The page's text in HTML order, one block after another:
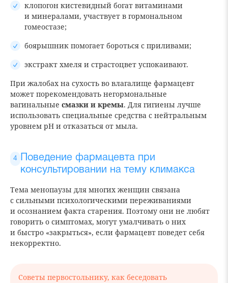
клопогон кистевидный богат витаминами
и минералами, участвует в гормональном
гомеостазе;
боярышник помогает бороться с приливами;
экстракт хмеля и страстоцвет успокаивают.
При жалобах на сухость во влагалище фармацевт
может порекомендовать негормональные
вагинальные смазки и кремы. Для гигиены лучше
использовать специальные средства с нейтральным
уровнем рН и отказаться от мыла.
Поведение фармацевта при
консультировании на тему климакса
Тема менопаузы для многих женщин связана
с сильными психологическими переживаниями
и осознанием факта старения. Поэтому они не любят
говорить о симптомах, могут умалчивать о них
и быстро «закрыться», если фармацевт поведет себя
некорректно.
Советы первостольнику, как беседовать